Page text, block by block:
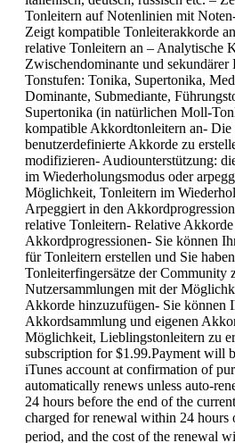
Tonleitern auf Notenlinien mit
Zeigt kompatible Tonleiterakkorde
relative Tonleitern an – Analytische
Zwischendominante und sekundärer
Tonstufen: Tonika, Supertonika,
Dominante, Submediante,
Supertonika (in natürlichen Moll-
kompatible Akkordtonleitern an-
benutzerdefinierte Akkorde zu
modifizieren- Audiounterstützung:
im Wiederholungsmodus oder
Möglichkeit, Tonleitern im
Arpeggiert in den
relative Tonleitern- Relative
Akkordprogressionen- Sie können
für Tonleitern erstellen und Sie
Tonleiterfingersätze der Community
Nutzersammlungen mit der
Akkorde hinzuzufügen- Sie können
Akkordsammlung und eigenen
Möglichkeit, Lieblingstonleitern zu
subscription for $1.99.Payment will
iTunes account at confirmation of
automatically renews unless auto-
24 hours before the end of the
charged for renewal within 24 hours
period, and the cost of the renewal